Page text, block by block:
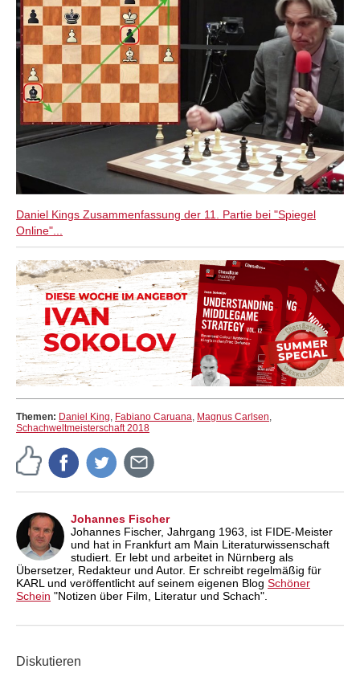
Daniel Kings Zusammenfassung der 11. Partie bei "Spiegel
Online"...
Themen: Daniel King, Fabiano Caruana, Magnus Carlsen,
Schachweltmeisterschaft 2018
Johannes Fischer
Johannes Fischer, Jahrgang 1963, ist FIDE-Meister
und hat in Frankfurt am Main Literaturwissenschaft
studiert. Er lebt und arbeitet in Nürnberg als
Übersetzer, Redakteur und Autor. Er schreibt regelmäßig für
KARL und veröffentlicht auf seinem eigenen Blog Schöner
Schein "Notizen über Film, Literatur und Schach".
Diskutieren